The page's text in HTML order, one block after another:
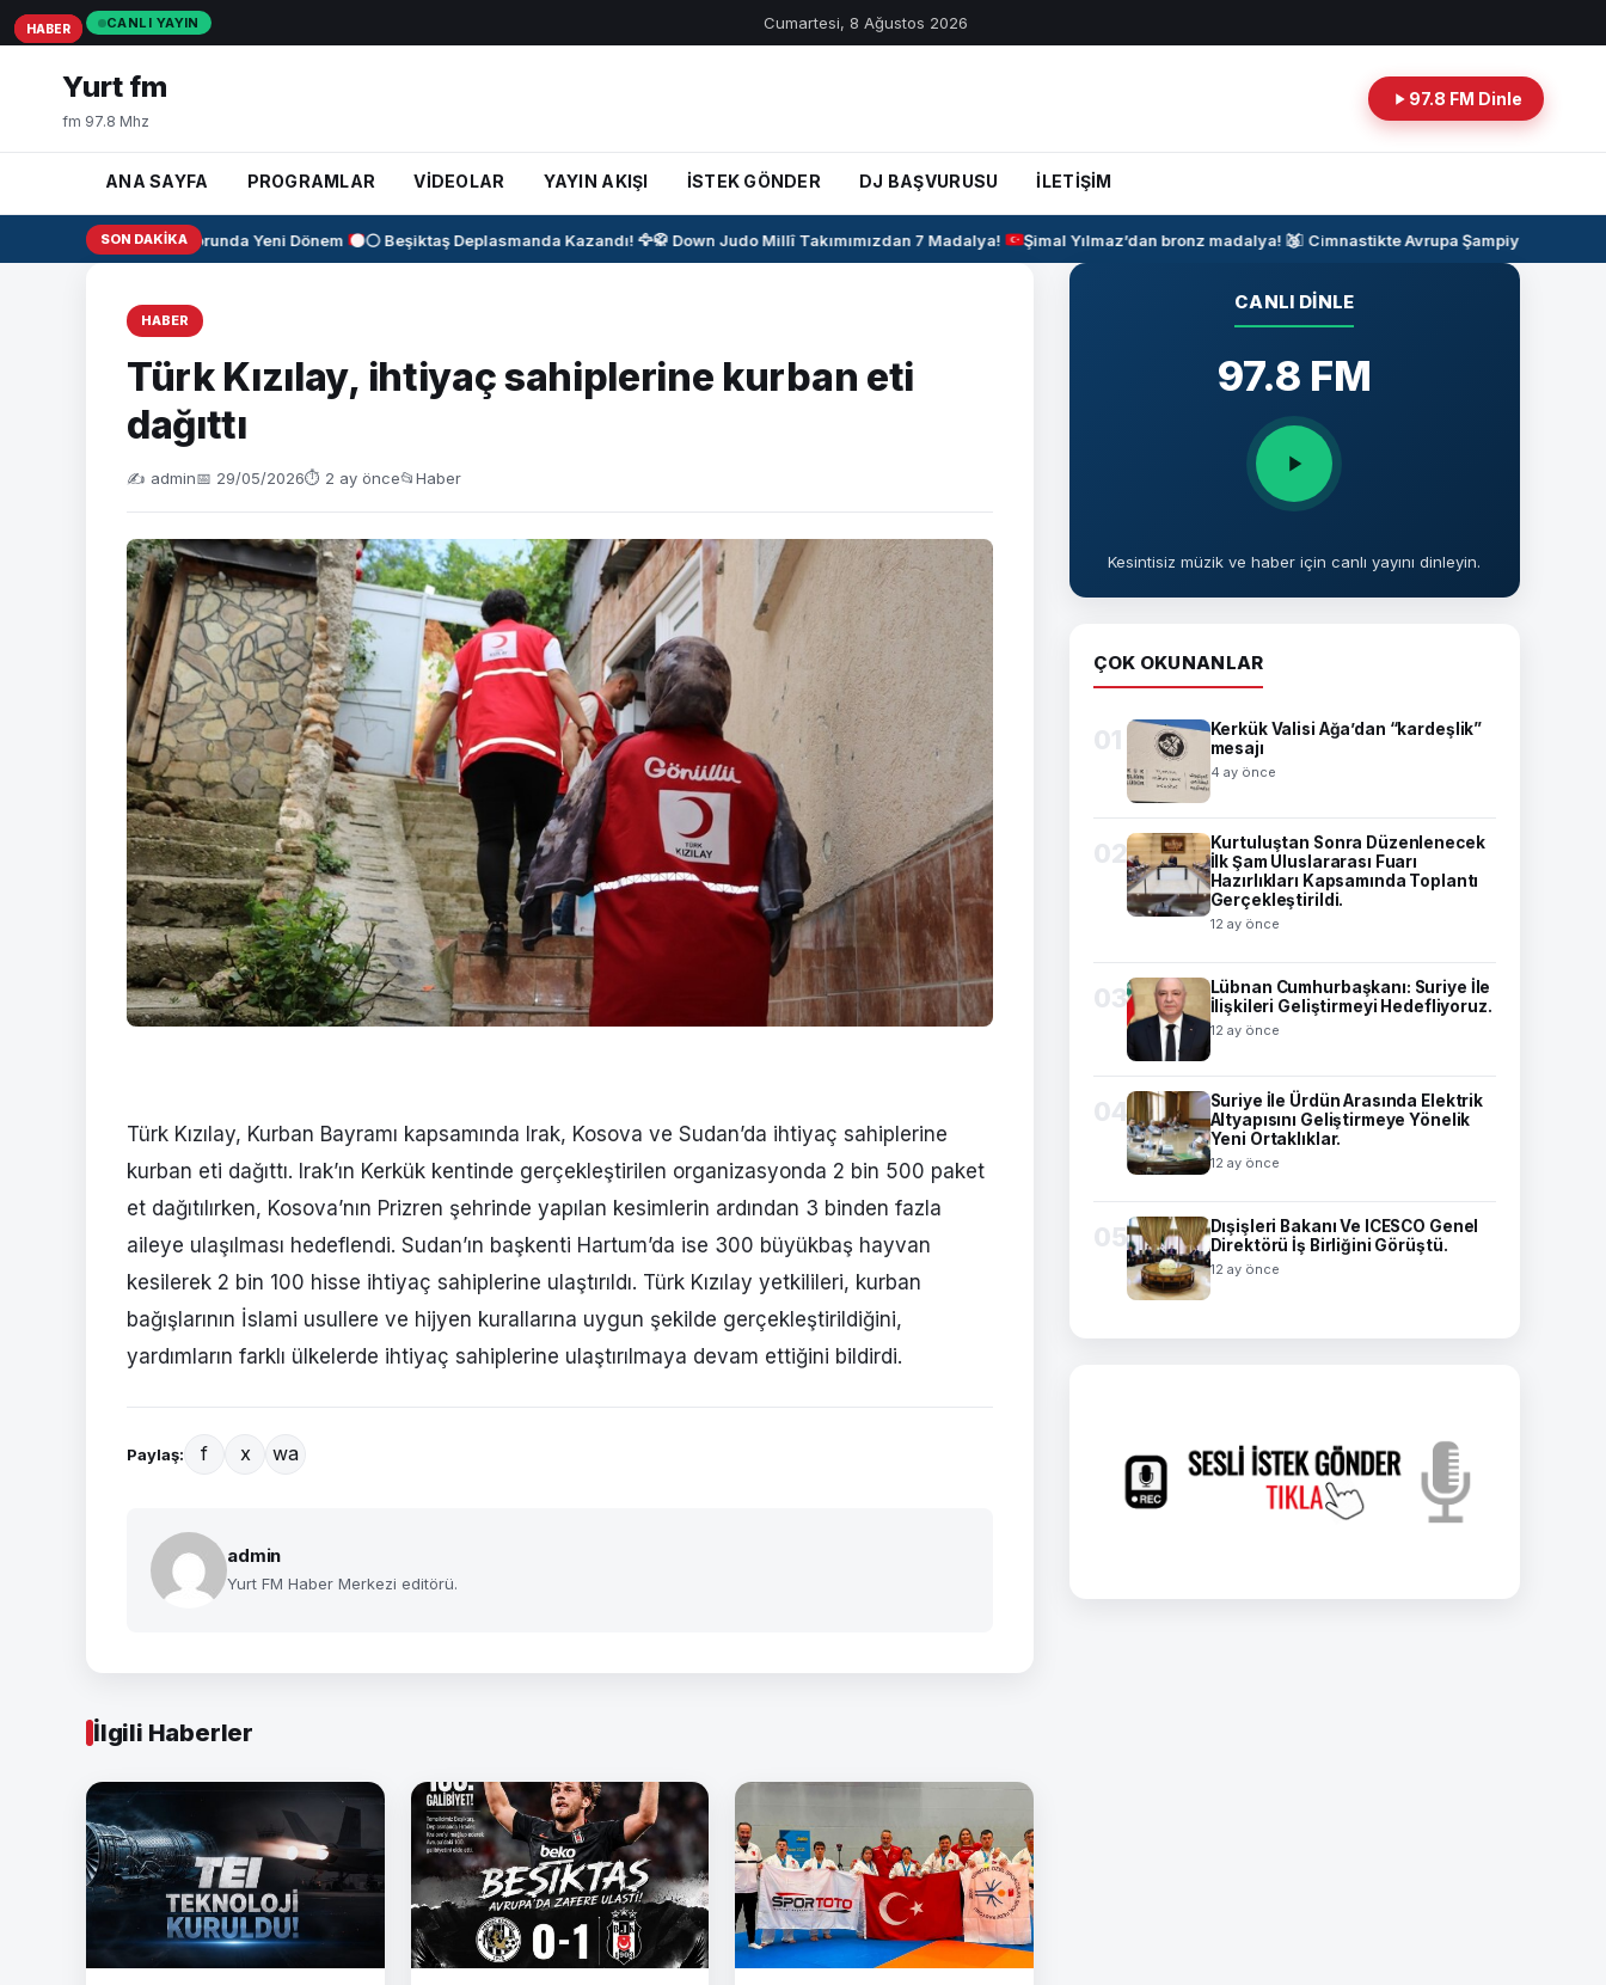
CANLI YAYIN Cumartesi, 8 Ağustos 2026
Yurt fm
fm 97.8 Mhz
97.8 FM Dinle
ANA SAYFA PROGRAMLAR VİDEOLAR YAYIN AKIŞI İSTEK GÖNDER DJ BAŞVURUSU İLETİŞİM
SON DAKIKA
✈️ KAAN Motorunda Yeni Dönem⚫⚪ Beşiktaş Deplasmanda Kazandı! 🦅 🥋Down Judo Millî Takımımızdan 7 Madalya! Şimal Yılmaz’dan bronz madalya!🥉
🤸‍♂️Cimnastikte Avrupa Şampiyonası
HABER
Türk Kızılay, ihtiyaç sahiplerine kurban eti
dağıttı
✍️ admin📅 29/05/2026⏱ 2 ay önce📂Haber
Türk Kızılay, Kurban Bayramı kapsamında Irak, Kosova ve Sudan’da ihtiyaç sahiplerine
kurban eti dağıttı. Irak’ın Kerkük kentinde gerçekleştirilen organizasyonda 2 bin 500 paket
et dağıtılırken, Kosova’nın Prizren şehrinde yapılan kesimlerin ardından 3 binden fazla
aileye ulaşılması hedeflendi. Sudan’ın başkenti Hartum’da ise 300 büyükbaş hayvan
kesilerek 2 bin 100 hisse ihtiyaç sahiplerine ulaştırıldı. Türk Kızılay yetkilileri, kurban
bağışlarının İslami usullere ve hijyen kurallarına uygun şekilde gerçekleştirildiğini,
yardımların farklı ülkelerde ihtiyaç sahiplerine ulaştırılmaya devam ettiğini bildirdi.
Paylaş: f x wa
admin
Yurt FM Haber Merkezi editörü.
İlgili Haberler
HABER
HABER
HABER
CANLI DINLE
97.8 FM
Kesintisiz müzik ve haber için canlı yayını dinleyin.
ÇOK OKUNANLAR
01
Kerkük Valisi Ağa’dan “kardeşlik”
mesajı
4 ay önce
02
Kurtuluştan Sonra Düzenlenecek
İlk Şam Uluslararası Fuarı
Hazırlıkları Kapsamında Toplantı
Gerçekleştirildi.
12 ay önce
03
Lübnan Cumhurbaşkanı: Suriye İle
İlişkileri Geliştirmeyi Hedefliyoruz.
12 ay önce
04
Suriye İle Ürdün Arasında Elektrik
Altyapısını Geliştirmeye Yönelik
Yeni Ortaklıklar.
12 ay önce
05
Dışişleri Bakanı Ve ICESCO Genel
Direktörü İş Birliğini Görüştü.
12 ay önce